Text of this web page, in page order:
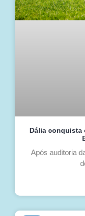
Dália conquista
Após auditoria